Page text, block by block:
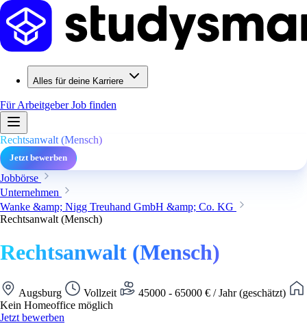
Alles für deine Karriere
Für ArbeitgeberJob finden
Rechtsanwalt (Mensch)
Jetzt bewerben
Jobbörse
Unternehmen
Wanke &amp; Nigg Treuhand GmbH &amp; Co. KG
Rechtsanwalt (Mensch)
Rechtsanwalt (Mensch)
Augsburg Vollzeit
45000 - 65000 € / Jahr (geschätzt)
Kein Homeoffice möglich
Jetzt bewerben